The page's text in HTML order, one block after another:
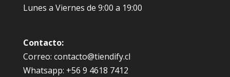
Lunes a Viernes de 9:00 a 19:00
Contacto:
Correo: contacto@tiendify.cl
Whatsapp: +56 9 4618 7412